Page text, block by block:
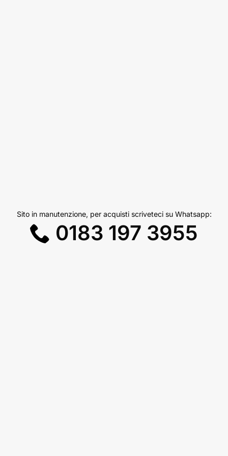
Sito in manutenzione, per acquisti scriveteci su Whatsapp:
0183 197 3955